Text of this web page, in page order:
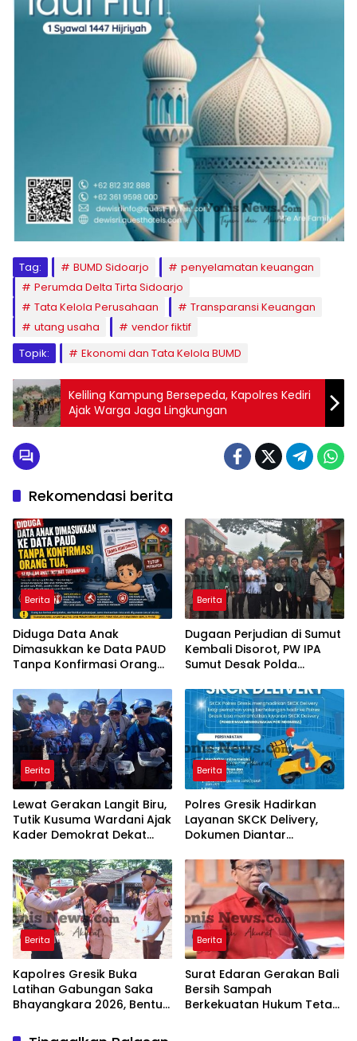
Tag: BUMD Sidoarjo
penyelamatan keuangan
Perumda Delta Tirta Sidoarjo
Tata Kelola Perusahaan
Transparansi Keuangan
utang usaha
vendor fiktif
Topik:
Ekonomi dan Tata Kelola BUMD
Keliling Kampung Bersepeda, Kapolres Kediri
Ajak Warga Jaga Lingkungan
Rekomendasi berita
Berita
Diduga Data Anak
Dimasukkan ke Data PAUD
Tanpa Konfirmasi Orang
Disebut Terdampak
Berita
Dugaan Perjudian di Sumut
Kembali Disorot, PW IPA
Sumut Desak Polda
Berita
Lewat Gerakan Langit Biru,
Tutik Kusuma Wardani Ajak
Kader Demokrat Dekat
Kerja Nyata
Berita
Polres Gresik Hadirkan
Layanan SKCK Delivery,
Dokumen Diantar
Pemohon
Berita
Kapolres Gresik Buka
Latihan Gabungan Saka
Bhayangkara 2026, Bentuk
Berkarakter dan Peduli
Berita
Surat Edaran Gerakan Bali
Bersih Sampah
Berkekuatan Hukum Tetap,